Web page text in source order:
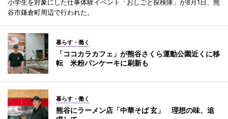
小学生を対象にした仕事体験イベント「おしごと探検隊」が8月1日、熊
谷市鎌倉町周辺で行われた。
暮らす・働く
「ココカラカフェ」が熊谷さくら運動公園近くに移
転 米粉パンケーキに刷新も
暮らす・働く
熊谷にラーメン店「中華そば 玄」 理想の味、追